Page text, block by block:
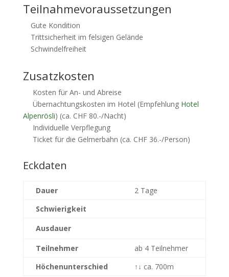
Teilnahmevoraussetzungen
Gute Kondition
Trittsicherheit im felsigen Gelände
Schwindelfreiheit
Zusatzkosten
Kosten für An- und Abreise
Übernachtungskosten im Hotel (Empfehlung Hotel
Alpenrösli) (ca. CHF 80.-/Nacht)
Individuelle Verpflegung
Ticket für die Gelmerbahn (ca. CHF 36.-/Person)
Eckdaten
Dauer
2 Tage
Schwierigkeit
Ausdauer
Teilnehmer
ab 4 Teilnehmer
Höchenunterschied
↑↓ ca. 700m